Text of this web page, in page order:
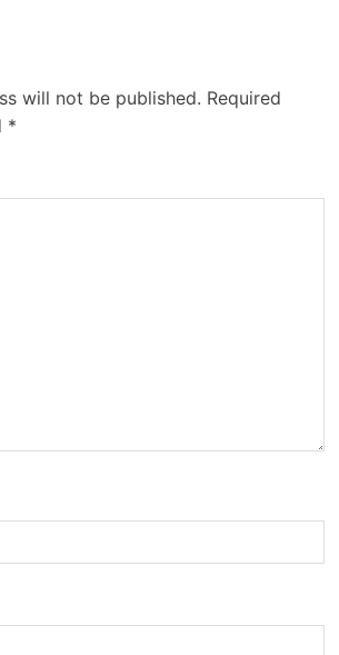
will not be published. Required
*